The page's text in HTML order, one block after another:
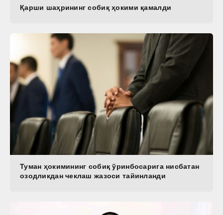
Қарши шаҳрининг собиқ ҳокими қамалди
Туман ҳокимининг собиқ ўринбосарига нисбатан
озодликдан чеклаш жазоси тайинланди